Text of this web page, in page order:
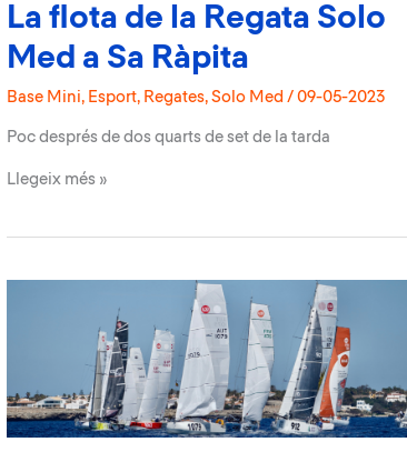
La flota de la Regata Solo
Med a Sa Ràpita
Base Mini, Esport, Regates, Solo Med / 09-05-2023
Poc després de dos quarts de set de la tarda
La
la
Solo
Llegeix més »